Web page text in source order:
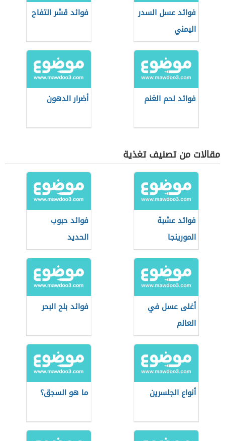
فوائد عسل السدر
اليمني
فوائد قشر التفاح
فوائد لحم الغنم أضرار الدهون
مقالات من تصنيف تغذية
فوائد عشبة
المورينجا
فوائد حبوب
الحديد
أغلى عسل في
العالم
فوائد بلح البحر
أنواع الجلسرين ما هو السجق؟